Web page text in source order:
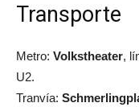
Transporte
Metro: Volkstheater,
U2.
Tranvía: